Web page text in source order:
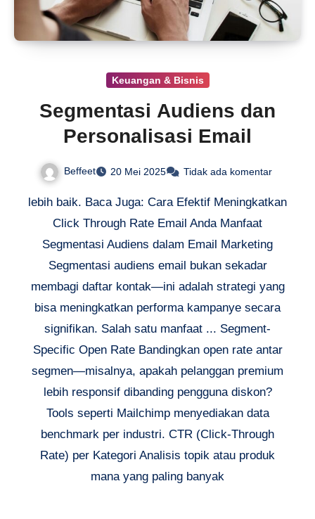
Keuangan & Bisnis
Segmentasi Audiens dan
Personalisasi Email
Beffeet 20 Mei 2025 Tidak ada komentar
lebih baik. Baca Juga: Cara Efektif Meningkatkan
Click Through Rate Email Anda Manfaat
Segmentasi Audiens dalam Email Marketing
Segmentasi audiens email bukan sekadar
membagi daftar kontak—ini adalah strategi yang
bisa meningkatkan performa kampanye secara
signifikan. Salah satu manfaat ... Segment-
Specific Open Rate Bandingkan open rate antar
segmen—misalnya, apakah pelanggan premium
lebih responsif dibanding pengguna diskon?
Tools seperti Mailchimp menyediakan data
benchmark per industri. CTR (Click-Through
Rate) per Kategori Analisis topik atau produk
mana yang paling banyak